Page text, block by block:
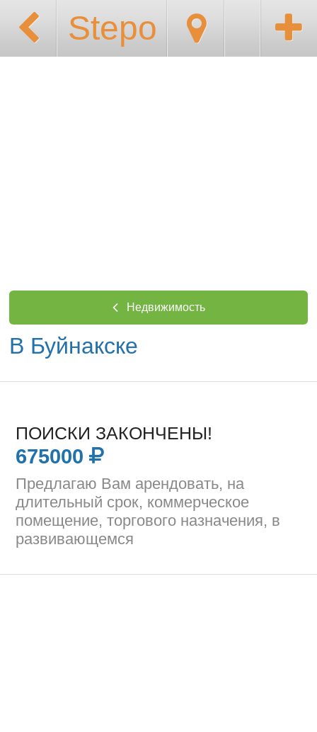
Stepo
Недвижимость
В Буйнакске
ПОИСКИ ЗАКОНЧЕНЫ!
675000
Предлагаю Вам арендовать, на
длительный срок, коммерческое
помещение, торгового назначения, в
развивающемся